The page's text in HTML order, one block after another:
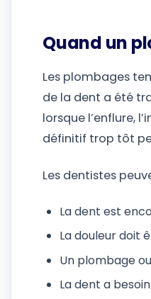
Quand un
Les plombages
de la dent a été
lorsque l’enflure,
définitif trop tôt
Les dentistes
La dent est
La douleur doit
Un plombage
La dent a